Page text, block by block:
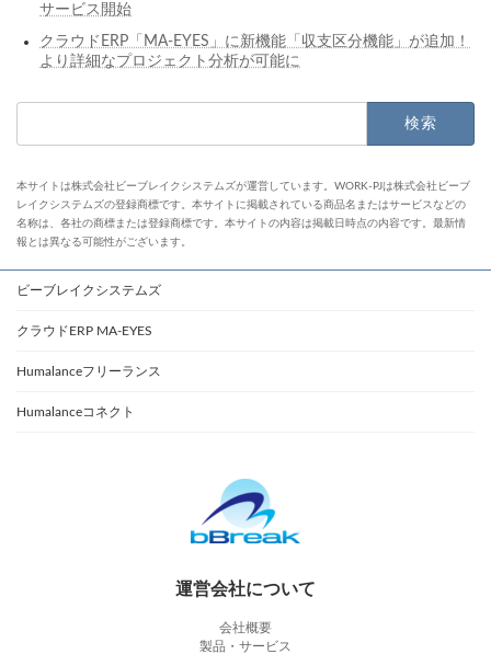
サービス開始
クラウドERP「MA-EYES」に新機能「収支区分機能」が追加！
より詳細なプロジェクト分析が可能に
本サイトは株式会社ビーブレイクシステムズが運営しています。WORK-PJは株式会社ビーブ
レイクシステムズの登録商標です。本サイトに掲載されている商品名またはサービスなどの
名称は、各社の商標または登録商標です。本サイトの内容は掲載日時点の内容です。最新情
報とは異なる可能性がございます。
ビーブレイクシステムズ
クラウドERP MA-EYES
Humalanceフリーランス
Humalanceコネクト
運営会社について
会社概要
製品・サービス